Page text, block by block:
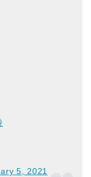
5, 2021